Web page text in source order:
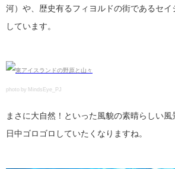
河）や、歴史有るフィヨルドの街であるセ
しています。
photo by MindsEye_PJ
まさに大自然！といった風貌の素晴らしい風
日中ゴロゴロしていたくなりますね。